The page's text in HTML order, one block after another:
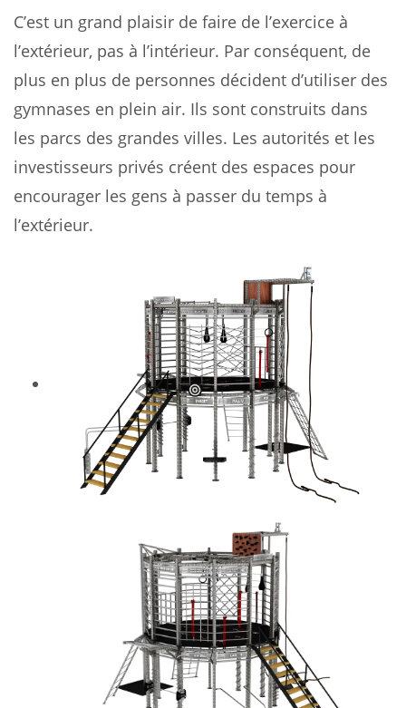
C’est un grand plaisir de faire de l’exercice à
l’extérieur, pas à l’intérieur. Par conséquent, de
plus en plus de personnes décident d’utiliser des
gymnases en plein air. Ils sont construits dans
les parcs des grandes villes. Les autorités et les
investisseurs privés créent des espaces pour
encourager les gens à passer du temps à
l’extérieur.